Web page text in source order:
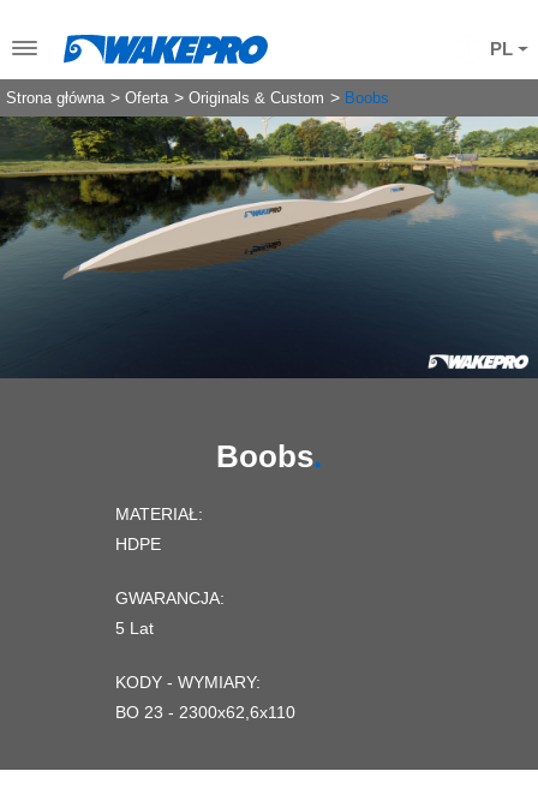
PL
Strona główna Oferta Originals & Custom Boobs
Boobs
MATERIAŁ:
HDPE
GWARANCJA:
5 Lat
KODY - WYMIARY:
BO 23 - 2300x62,6x110